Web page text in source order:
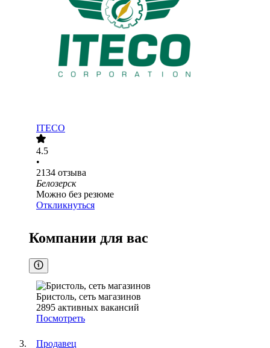
ITECO
4.5
•
2134 отзыва
Белозерск
Можно без резюме
Откликнуться
Компании для вас
Бристоль, сеть магазинов
2895 активных вакансий
Посмотреть
Продавец